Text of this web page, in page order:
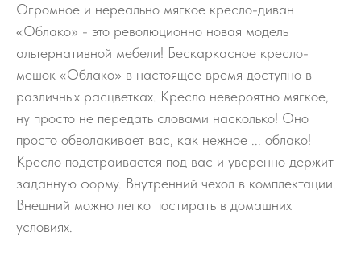
Огромное и нереально мягкое кресло-диван
«Облако» - это революционно новая модель
альтернативной мебели! Бескаркасное кресло-
мешок «Облако» в настоящее время доступно в
различных расцветках. Кресло невероятно мягкое,
ну просто не передать словами насколько! Оно
просто обволакивает вас, как нежное ... облако!
Кресло подстраивается под вас и уверенно держит
заданную форму. Внутренний чехол в комплектации.
Внешний можно легко постирать в домашних
условиях.